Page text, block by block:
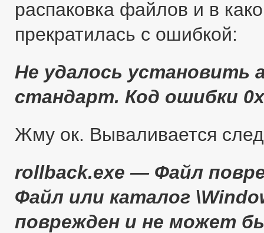
распаковка файлов и в
прекратилась с ошибкой:
Не удалось установить
стандарт. Код ошибки
Жму ок. Вываливается
rollback.exe — Файл
Файл или каталог
поврежден и не может